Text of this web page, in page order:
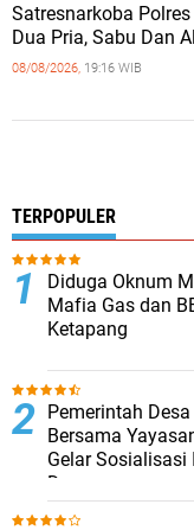
Satresnarkoba
Dua Pria, Sabu Dan
08/08/2026, 19:16 WIB
TERPOPULER
Diduga Oknum
Mafia Gas dan
Ketapang
Pemerintah
Bersama
Gelar Sosialisasi
Desa